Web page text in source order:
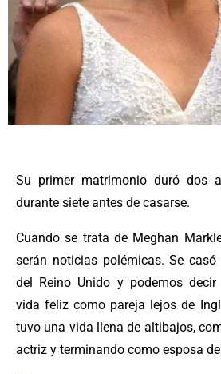
Su primer matrimonio duró dos
durante siete antes de casarse.
Cuando se trata de Meghan
serán noticias polémicas. Se
del Reino Unido y podemos
vida feliz como pareja lejos de
tuvo una vida llena de altibajos,
actriz y terminando como esposa